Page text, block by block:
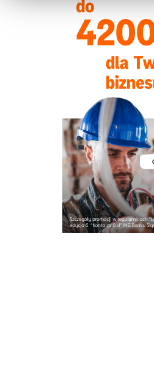
ZUSOutsourcing(3)
Prowadzenie
AI w biznesie